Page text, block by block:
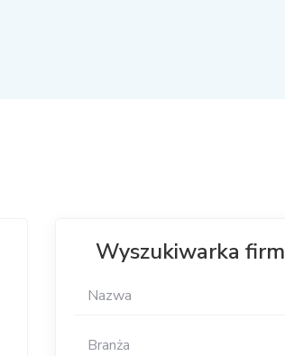
Wyszukiwarka firm
Branża